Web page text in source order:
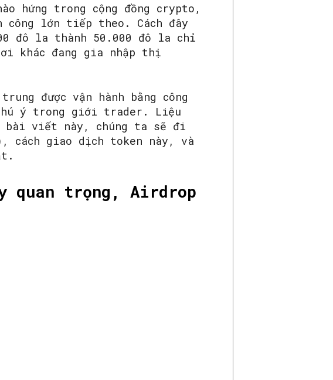
SEARCH...
hứng trong cộng đồng crypto,
công lớn tiếp theo. Cách đây
đô la thành 50.000 đô la chỉ
khác đang gia nhập thị
được vận hành bằng công
chú ý trong giới trader. Liệu
bài viết này, chúng ta sẽ đi
cách giao dịch token này, và
quan trọng, Airdrop